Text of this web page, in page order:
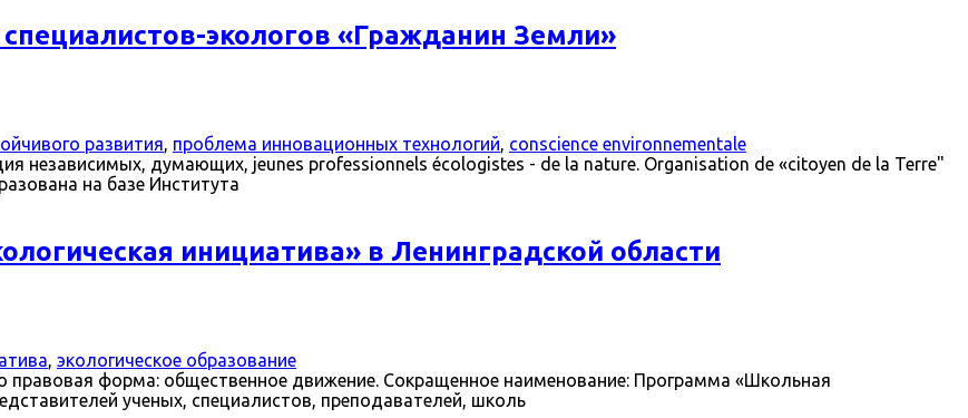
экологов «Гражданин Земли»
развития, проблема инновационных технологий, conscience environnementale
независимых, думающих, jeunes professionnels écologistes - de la nature. Organisation de «citoyen de la Terre"
на базе Института
инициатива» в Ленинградской области
, экологическое образование
правовая форма: общественное движение. Сокращенное наименование: Программа «Школьная
ученых, специалистов, преподавателей, школь